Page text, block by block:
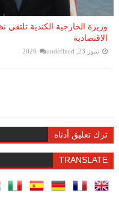
وزيرة الخارجية الكندية
الاقتصادية
تموز 23, 2026 undefined
ترك تعليق أدناه
TRANSLATE